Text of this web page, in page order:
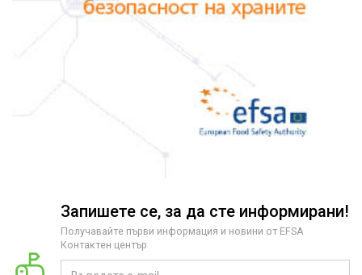
Запишете се, за да сте информирани!
Получавайте първи информация и новини от EFSA
Контактен център